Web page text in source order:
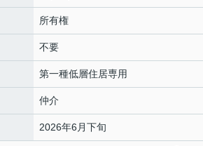
所有権
不要
第一種低層住居専用
仲介
2026年6月下旬